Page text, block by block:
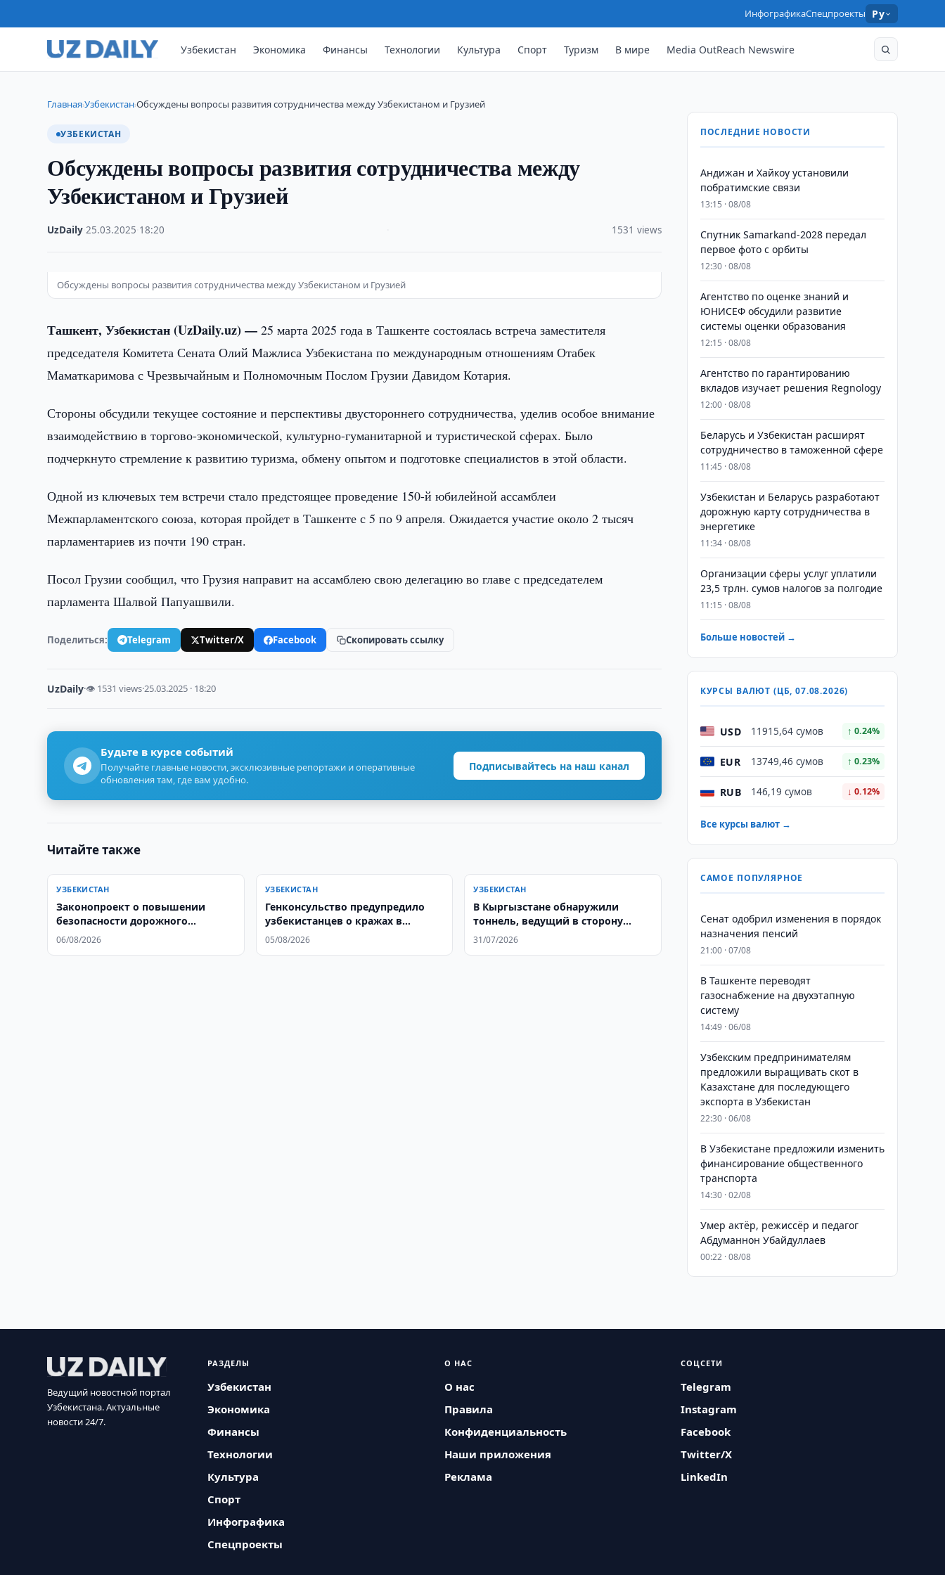
ИнфографикаСпецпроекты Ру
Узбекистан Экономика Финансы Технологии Культура Спорт Туризм В мире Media OutReach Newswire
Главная›Узбекистан›Обсуждены вопросы развития сотрудничества между Узбекистаном и Грузией
УЗБЕКИСТАН
Обсуждены вопросы развития сотрудничества между
Узбекистаном и Грузией
UzDaily ·25.03.2025 18:20 1531 views
Обсуждены вопросы развития сотрудничества между Узбекистаном и Грузией
Ташкент, Узбекистан (UzDaily.uz) —25 марта 2025 года в Ташкенте состоялась встреча заместителя
председателя Комитета Сената Олий Мажлиса Узбекистана по международным отношениям Отабек
Маматкаримова с Чрезвычайным и Полномочным Послом Грузии Давидом Котария.
Стороны обсудили текущее состояние и перспективы двустороннего сотрудничества, уделив особое внимание
взаимодействию в торгово-экономической, культурно-гуманитарной и туристической сферах. Было
подчеркнуто стремление к развитию туризма, обмену опытом и подготовке специалистов в этой области.
Одной из ключевых тем встречи стало предстоящее проведение 150-й юбилейной ассамблеи
Межпарламентского союза, которая пройдет в Ташкенте с 5 по 9 апреля. Ожидается участие около 2 тысяч
парламентариев из почти 190 стран.
Посол Грузии сообщил, что Грузия направит на ассамблею свою делегацию во главе с председателем
парламента Шалвой Папуашвили.
Поделиться: Telegram Twitter/X Facebook Скопировать ссылку
UzDaily·👁 1531 views·25.03.2025 · 18:20
Будьте в курсе событий
Получайте главные новости, эксклюзивные репортажи и оперативные
обновления там, где вам удобно.
Подписывайтесь на наш канал
Читайте также
УЗБЕКИСТАН
Законопроект о повышении
безопасности дорожного
движения направлен в Сенат
06/08/2026
УЗБЕКИСТАН
Генконсульство предупредило
узбекистанцев о кражах в
Стамбуле
05/08/2026
УЗБЕКИСТАН
В Кыргызстане обнаружили
тоннель, ведущий в сторону
Узбекистана
31/07/2026
ПОСЛЕДНИЕ НОВОСТИ
Андижан и Хайкоу установили
побратимские связи
13:15 · 08/08
Спутник Samarkand-2028 передал
первое фото с орбиты
12:30 · 08/08
Агентство по оценке знаний и
ЮНИСЕФ обсудили развитие
системы оценки образования
12:15 · 08/08
Агентство по гарантированию
вкладов изучает решения Regnology
12:00 · 08/08
Беларусь и Узбекистан расширят
сотрудничество в таможенной сфере
11:45 · 08/08
Узбекистан и Беларусь разработают
дорожную карту сотрудничества в
энергетике
11:34 · 08/08
Организации сферы услуг уплатили
23,5 трлн. сумов налогов за полгодие
11:15 · 08/08
Больше новостей →
КУРСЫ ВАЛЮТ (ЦБ, 07.08.2026)
USD 11915,64 сумов ↑ 0.24%
EUR 13749,46 сумов ↑ 0.23%
RUB 146,19 сумов ↓ 0.12%
Все курсы валют →
САМОЕ ПОПУЛЯРНОЕ
Сенат одобрил изменения в порядок
назначения пенсий
21:00 · 07/08
В Ташкенте переводят
газоснабжение на двухэтапную
систему
14:49 · 06/08
Узбекским предпринимателям
предложили выращивать скот в
Казахстане для последующего
экспорта в Узбекистан
22:30 · 06/08
В Узбекистане предложили изменить
финансирование общественного
транспорта
14:30 · 02/08
Умер актёр, режиссёр и педагог
Абдуманнон Убайдуллаев
00:22 · 08/08
Ведущий новостной портал
Узбекистана. Актуальные
новости 24/7.
РАЗДЕЛЫ
Узбекистан
Экономика
Финансы
Технологии
Культура
Спорт
Инфографика
Спецпроекты
О НАС
О нас
Правила
Конфиденциальность
Наши приложения
Реклама
СОЦСЕТИ
Telegram
Instagram
Facebook
Twitter/X
LinkedIn